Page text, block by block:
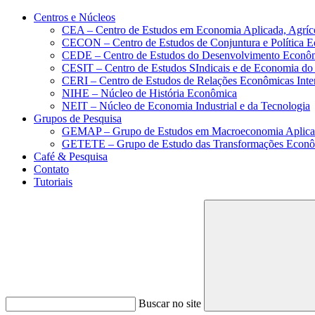
Conteúdo principal Menu principal
Centros e Núcleos
CEA – Centro de Estudos em Economia Aplicada,
CECON – Centro de Estudos de Conjuntura e Política
CEDE – Centro de Estudos do Desenvolvimento
CESIT – Centro de Estudos SIndicais e de Economia
CERI – Centro de Estudos de Relações Econômicas
NIHE – Núcleo de História Econômica
NEIT – Núcleo de Economia Industrial e da Tecnologia
Grupos de Pesquisa
GEMAP – Grupo de Estudos em Macroeconomia
GETETE – Grupo de Estudo das Transformações
Café & Pesquisa
Contato
Tutoriais
Buscar no site